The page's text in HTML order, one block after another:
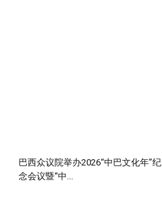
巴西众议院举办2026“中巴文化年”纪
念会议暨“中...